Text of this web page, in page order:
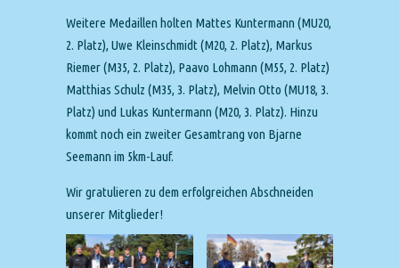
Weitere Medaillen holten Mattes Kuntermann (MU20,
2. Platz), Uwe Kleinschmidt (M20, 2. Platz), Markus
Riemer (M35, 2. Platz), Paavo Lohmann (M55, 2. Platz)
Matthias Schulz (M35, 3. Platz), Melvin Otto (MU18, 3.
Platz) und Lukas Kuntermann (M20, 3. Platz). Hinzu
kommt noch ein zweiter Gesamtrang von Bjarne
Seemann im 5km-Lauf.
Wir gratulieren zu dem erfolgreichen Abschneiden
unserer Mitglieder!